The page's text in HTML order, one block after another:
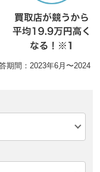
期間：2023年6月〜2024